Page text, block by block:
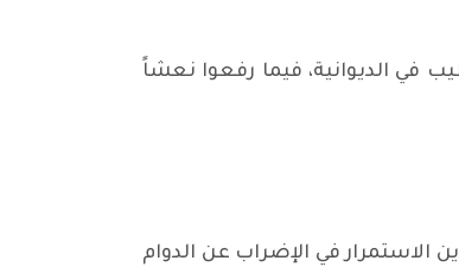
الديوانية، فيما رفعوا نعشاً
الاستمرار في الإضراب عن الدوام